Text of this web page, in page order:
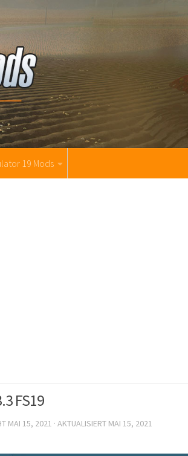
19 Mods
FS19
MAI 15, 2021 · AKTUALISIERT MAI 15, 2021